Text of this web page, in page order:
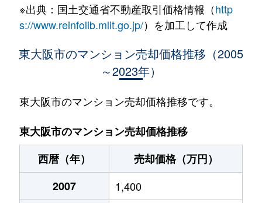
出雲井本町
1,400万円 枚岡
3,200万円 若江岩田
岩田町
2,100万円 若江岩田
瓜生堂
1,800万円 八戸ノ里
永和
4,300万円 河内永和
1,300万円
※出典：国土交通省不動産取引価格情報（http
s://www.reinfolib.mlit.go.jp/）を加工して作成
東大阪市のマンション売却価格推移（2005
～2023年）
東大阪市のマンション売却価格推移です。
東大阪市のマンション売却価格推移
西暦（年）
売却価格（万円）
2007
1,400